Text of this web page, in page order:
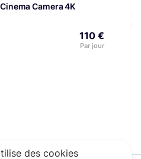
Camera 4K
110 €
Par jour